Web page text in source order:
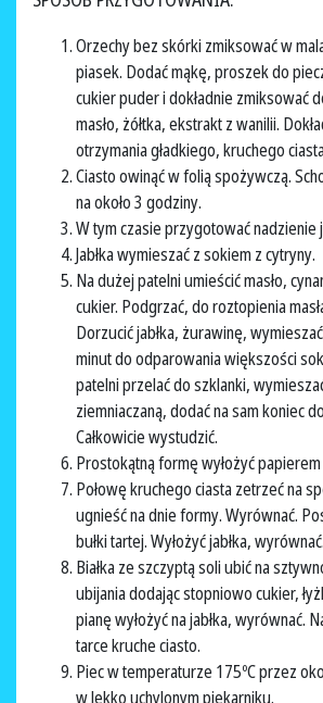
Orzechy bez skórki zmiksować w
piasek. Dodać mąkę, proszek do
cukier puder i dokładnie zmiksować
masło, żółtka, ekstrakt z wanilii.
otrzymania gładkiego, kruchego
Ciasto owinąć w folią spożywczą.
na około 3 godziny.
W tym czasie przygotować nadzienie
Jabłka wymieszać z sokiem z cytryny.
Na dużej patelni umieścić masło,
cukier. Podgrzać, do roztopienia
Dorzucić jabłka, żurawinę,
minut do odparowania większości
patelni przelać do szklanki,
ziemniaczaną, dodać na sam koniec
Całkowicie wystudzić.
Prostokątną formę wyłożyć
Połowę kruchego ciasta zetrzeć na
ugnieść na dnie formy. Wyrównać.
bułki tartej. Wyłożyć jabłka, wyrównać.
Białka ze szczyptą soli ubić na
ubijania dodając stopniowo cukier,
pianę wyłożyć na jabłka, wyrównać.
tarce kruche ciasto.
Piec w temperaturze 175ºC przez